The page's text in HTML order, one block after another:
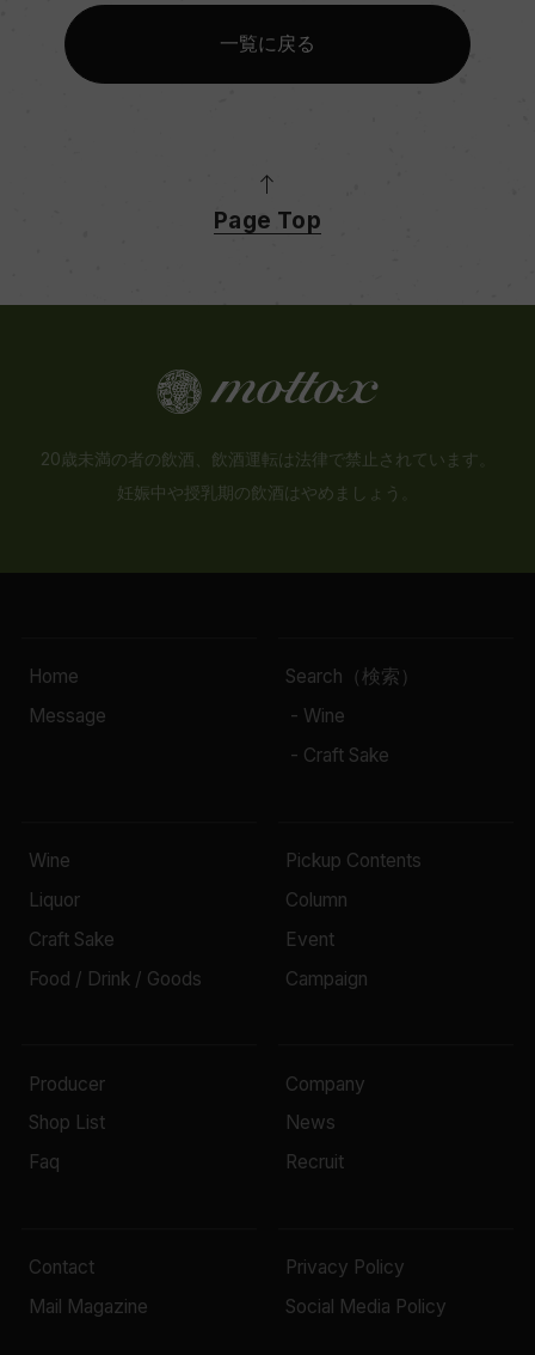
一覧に戻る
Page Top
20歳未満の者の飲酒、飲酒運転は法律で禁止されています。
妊娠中や授乳期の飲酒はやめましょう。
Home
Message
Search（検索）
- Wine
- Craft Sake
Wine
Liquor
Craft Sake
Food / Drink / Goods
Pickup Contents
Column
Event
Campaign
Producer
Shop List
Faq
Company
News
Recruit
Contact
Mail Magazine
Privacy Policy
Social Media Policy